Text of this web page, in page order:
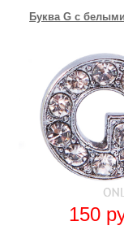
Буква G с
150